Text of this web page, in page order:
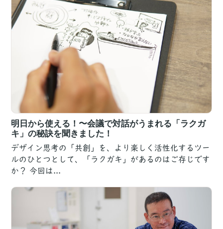
明日から使える！〜会議で対話がうまれる「ラクガ
キ」の秘訣を聞きました！
デザイン思考の「共創」を、より楽しく活性化するツー
ルのひとつとして、「ラクガキ」があるのはご存じです
か？ 今回は...